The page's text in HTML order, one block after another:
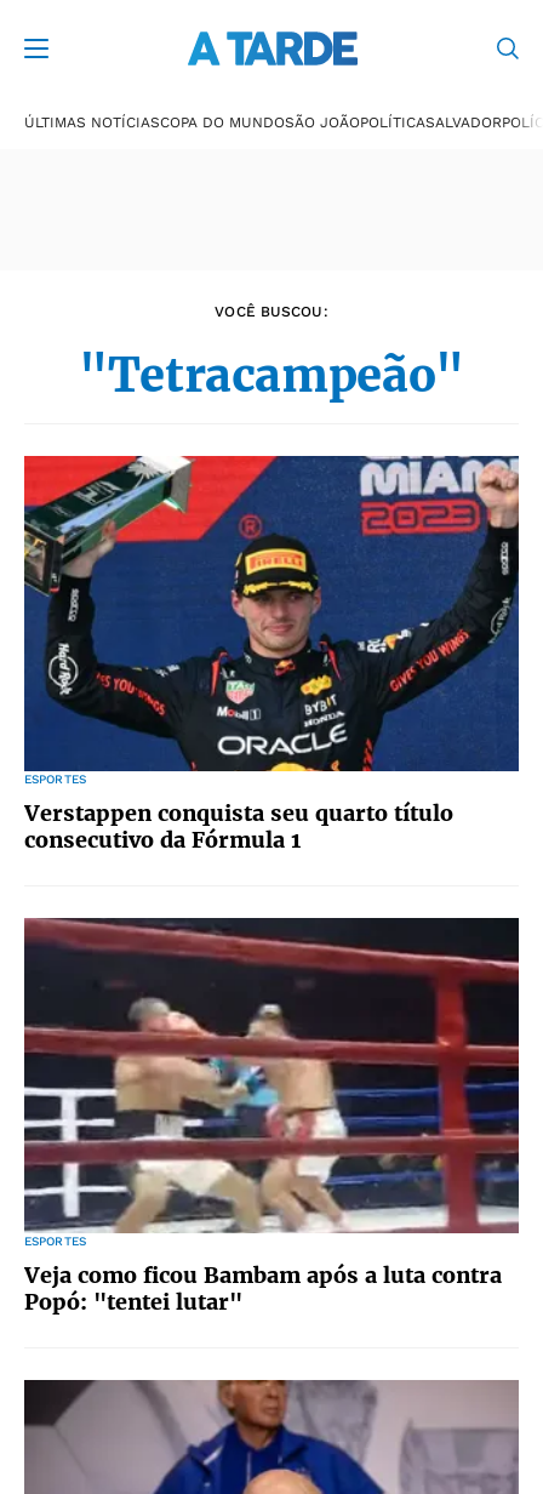
ÚLTIMAS NOTÍCIASCOPA DO MUNDOSÃO JOÃOPOLÍTICASALVADOR
VOCÊ BUSCOU:
"Tetracampeão"
ESPORTES
Verstappen conquista seu quarto título
consecutivo da Fórmula 1
ESPORTES
Veja como ficou Bambam após a luta contra
Popó: "tentei lutar"